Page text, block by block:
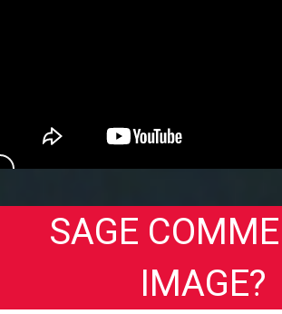
SAGE
IMAGE?